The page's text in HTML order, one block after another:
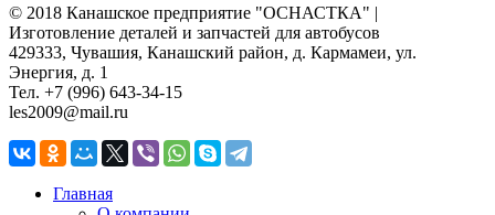
© 2018 Канашское предприятие "ОСНАСТКА" |
Изготовление деталей и запчастей для автобусов
429333, Чувашия, Канашский район, д. Кармамеи, ул.
Энергия, д. 1
Тел. +7 (996) 643-34-15
les2009@mail.ru
Главная